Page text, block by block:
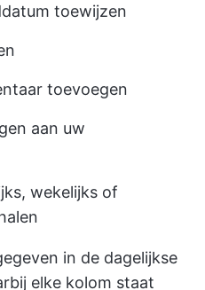
toewijzen
toevoegen
aan uw
wekelijks of
in de dagelijkse
elke kolom staat